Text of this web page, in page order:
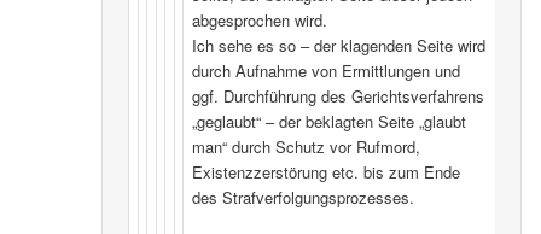
abgesprochen wird.
Ich sehe es so – der klagenden Seite wird
durch Aufnahme von Ermittlungen und
ggf. Durchführung des Gerichtsverfahrens
„geglaubt“ – der beklagten Seite „glaubt
man“ durch Schutz vor Rufmord,
Existenzzerstörung etc. bis zum Ende
des Strafverfolgungsprozesses.